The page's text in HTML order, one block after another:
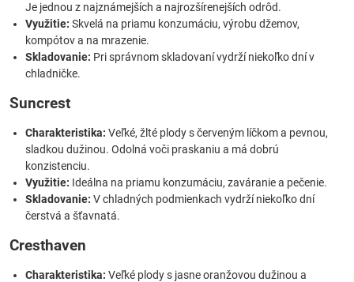
Je jednou z najznámejších a najrozšírenejších odrôd.
Využitie: Skvelá na priamu konzumáciu, výrobu džemov,
kompótov a na mrazenie.
Skladovanie: Pri správnom skladovaní vydrží niekoľko dní v
chladničke.
Suncrest
Charakteristika: Veľké, žlté plody s červeným líčkom a pevnou,
sladkou dužinou. Odolná voči praskaniu a má dobrú
konzistenciu.
Využitie: Ideálna na priamu konzumáciu, zaváranie a pečenie.
Skladovanie: V chladných podmienkach vydrží niekoľko dní
čerstvá a šťavnatá.
Cresthaven
Charakteristika: Veľké plody s jasne oranžovou dužinou a